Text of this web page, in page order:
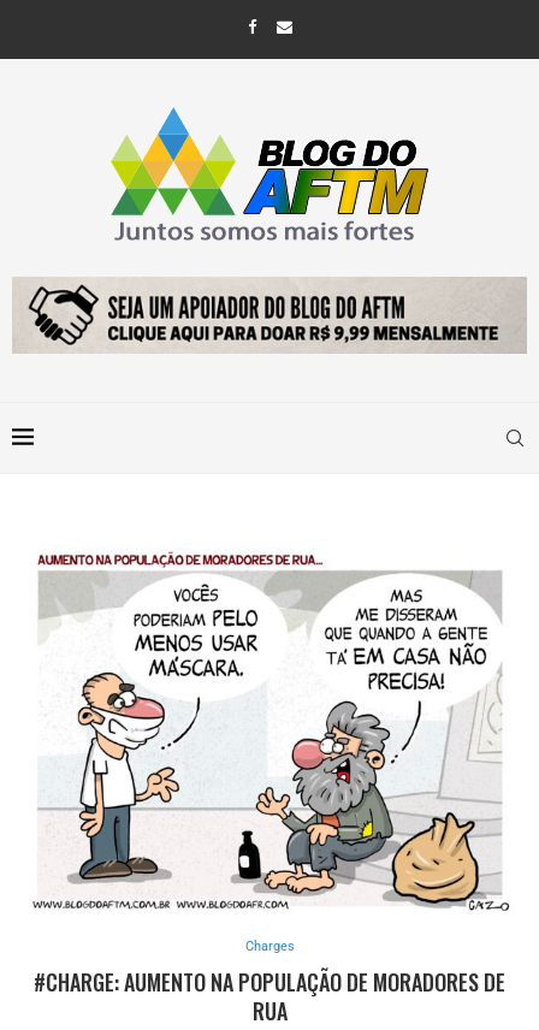
Charges
#CHARGE: AUMENTO NA POPULAÇÃO DE MORADORES DE
RUA